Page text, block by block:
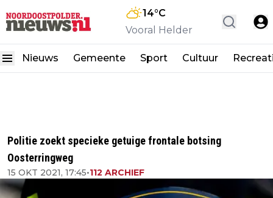
14°C
Vooral Helder
Nieuws Gemeente Sport Cultuur
Politie zoekt specieke getuige frontale botsing
Oosterringweg
15 OKT 2021, 17:45•112 ARCHIEF